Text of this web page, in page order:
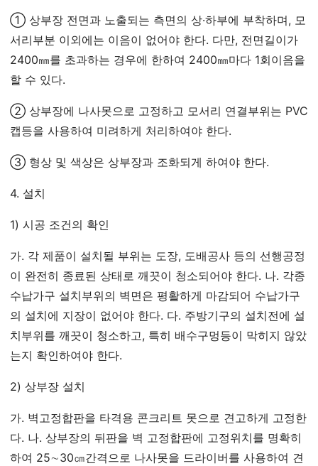
① 상부장 전면과 노출되는 측면의 상·하부에 부착하며, 모
서리부분 이외에는 이음이 없어야 한다. 다만, 전면길이가
2400㎜를 초과하는 경우에 한하여 2400㎜마다 1회이음을
할 수 있다.
② 상부장에 나사못으로 고정하고 모서리 연결부위는 PVC
캡등을 사용하여 미려하게 처리하여야 한다.
③ 형상 및 색상은 상부장과 조화되게 하여야 한다.
4. 설치
1) 시공 조건의 확인
가. 각 제품이 설치될 부위는 도장, 도배공사 등의 선행공정
이 완전히 종료된 상태로 깨끗이 청소되어야 한다. 나. 각종
수납가구 설치부위의 벽면은 평활하게 마감되어 수납가구
의 설치에 지장이 없어야 한다. 다. 주방기구의 설치전에 설
치부위를 깨끗이 청소하고, 특히 배수구멍등이 막히지 않았
는지 확인하여야 한다.
2) 상부장 설치
가. 벽고정합판을 타격용 콘크리트 못으로 견고하게 고정한
다. 나. 상부장의 뒤판을 벽 고정합판에 고정위치를 명확히
하여 25∼30㎝간격으로 나사못을 드라이버를 사용하여 견